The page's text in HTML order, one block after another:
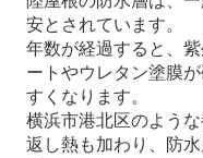
安とされています。
年数が経過すると、
ートやウレタン塗膜
すくなります。
横浜市港北区のよう
返し熱も加わり、防